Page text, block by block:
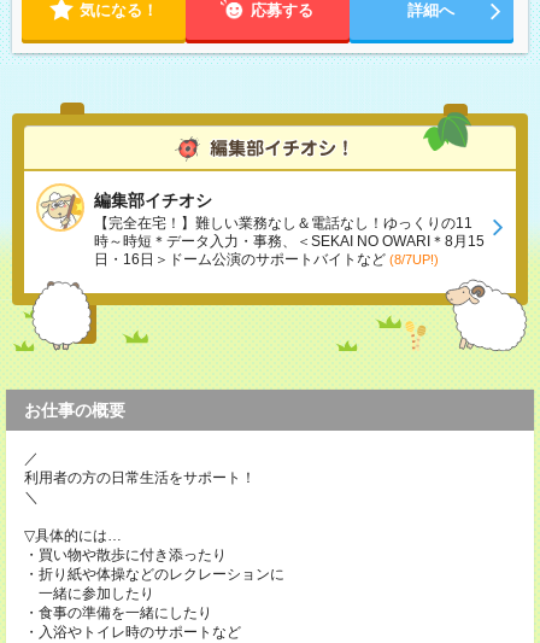
気になる！ 応募する 詳細へ
編集部イチオシ
【完全在宅！】難しい業務なし＆電話なし！ゆっくりの11
時～時短＊データ入力・事務、＜SEKAI NO OWARI＊8月15
日・16日＞ドーム公演のサポートバイトなど (8/7UP!)
お仕事の概要
／
利用者の方の日常生活をサポート！
＼
▽具体的には…
・買い物や散歩に付き添ったり
・折り紙や体操などのレクレーションに
一緒に参加したり
・食事の準備を一緒にしたり
・入浴やトイレ時のサポートなど